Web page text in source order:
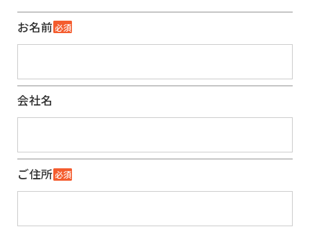
お名前 必須
会社名
ご住所必須